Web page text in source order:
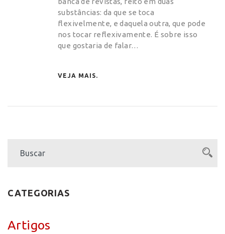
substâncias: da que se toca
flexivelmente, e daquela outra, que pode
nos tocar reflexivamente. É sobre isso
que gostaria de falar…
VEJA MAIS.
CATEGORIAS
Artigos